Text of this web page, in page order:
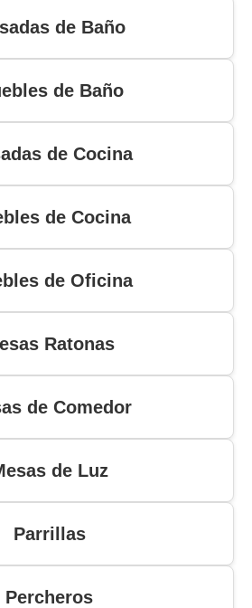
de Baño
de Baño
de Cocina
de Cocina
de Oficina
Ratonas
de Comedor
de Luz
Parrillas
Percheros